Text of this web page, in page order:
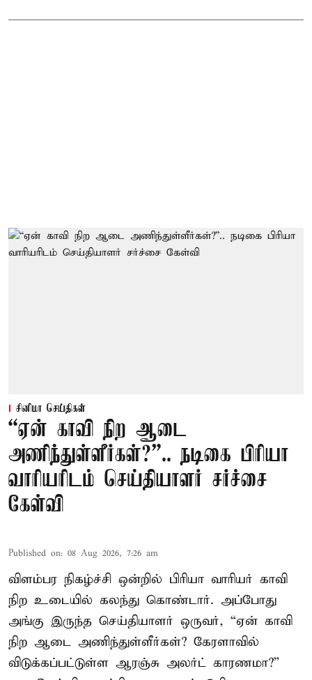
சினிமா செய்திகள்
“ஏன் காவி நிற ஆடை
அணிந்துள்ளீர்கள்?”.. நடிகை பிரியா
வாரியரிடம் செய்தியாளர் சர்ச்சை
கேள்வி
Published on: 08 Aug 2026, 7:26 am
விளம்பர நிகழ்ச்சி ஒன்றில் பிரியா வாரியர் காவி
நிற உடையில் கலந்து கொண்டார். அப்போது
அங்கு இருந்த செய்தியாளர் ஒருவர், “ஏன் காவி
நிற ஆடை அணிந்துள்ளீர்கள்? கேரளாவில்
விடுக்கப்பட்டுள்ள ஆரஞ்சு அலர்ட் காரணமா?”